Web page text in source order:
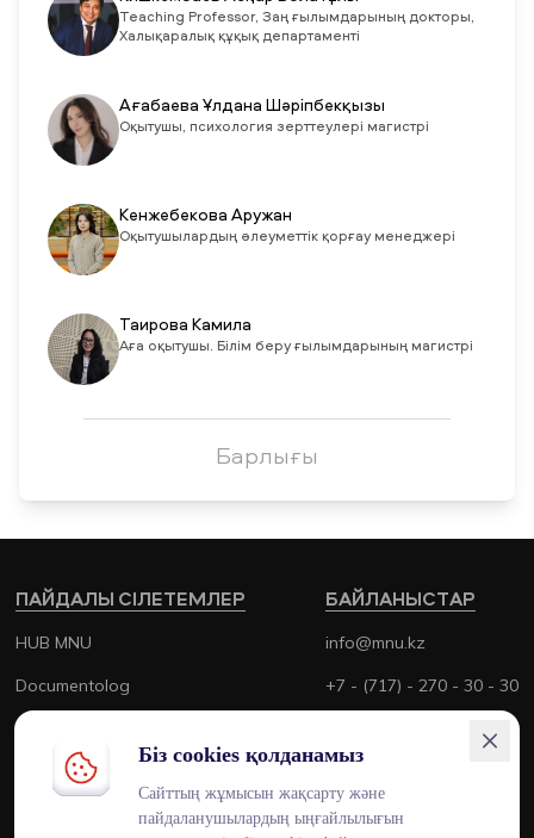
Teaching Professor, Заң ғылымдарының докторы,
Халықаралық құқық департаменті
Ағабаева Ұлдана Шәріпбекқызы
Оқытушы, психология зерттеулері магистрі
Кенжебекова Аружан
Оқытушылардың әлеуметтік қорғау менеджері
Таирова Камила
Аға оқытушы. Білім беру ғылымдарының магистрі
Барлығы
БАЙЛАНЫСТАР
info@mnu.kz
+7 - (717) - 270 - 30 - 30
+7 - (700) - 170 - 30 - 30
ПАЙДАЛЫ СІЛЕТЕМЛЕР
HUB MNU
Documentolog
Canvas
Platonus
Біз cookies қолданамыз
Сайттың жұмысын жақсарту және
пайдаланушылардың ыңғайлылығын